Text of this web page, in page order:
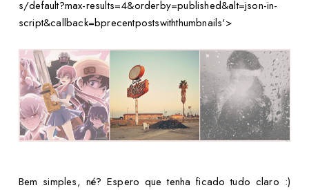
s/default?max-results=4&orderby=published&alt=json-in-
script&callback=bprecentpostswiththumbnails'>
Bem simples, né? Espero que tenha ficado tudo claro :)